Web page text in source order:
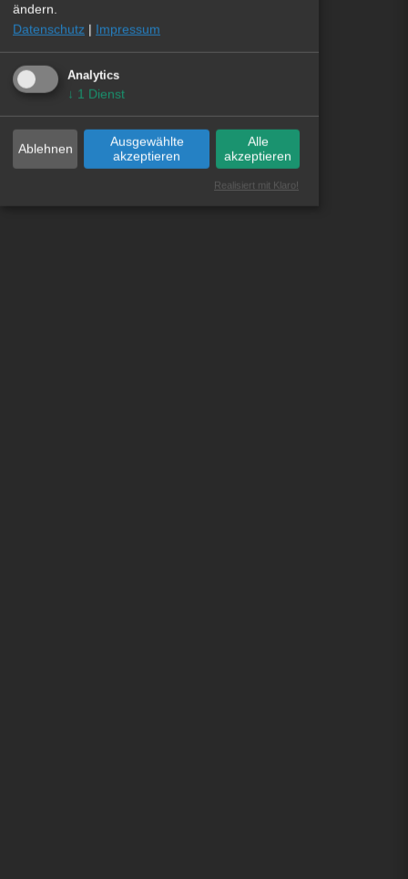
ändern.
Datenschutz | Impressum
Analytics
↓ 1 Dienst
Ablehnen
Ausgewählte
akzeptieren
Alle
akzeptieren
Realisiert mit Klaro!